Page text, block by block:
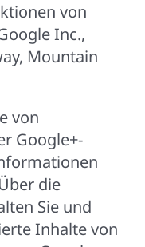
von
Inc.,
Mountain
von
Google+-
die
Sie und
Inhalte von